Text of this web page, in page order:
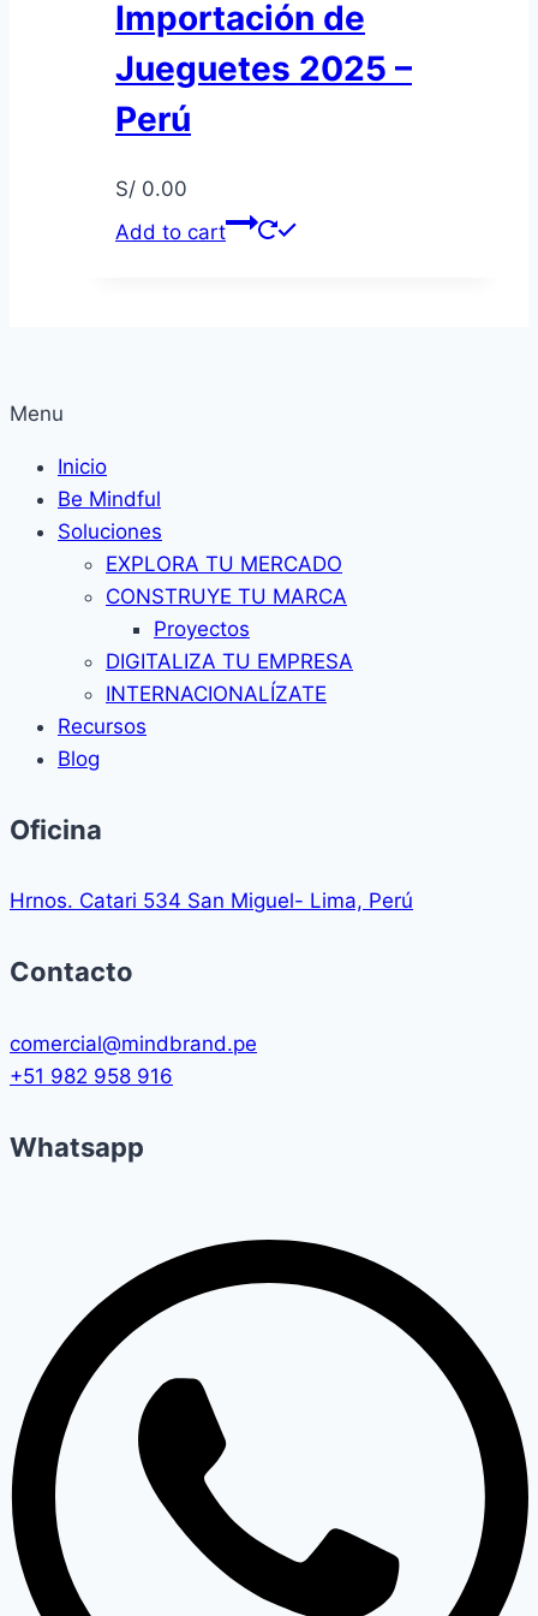
Importación de
Jueguetes 2025 –
Perú
S/ 0.00
Add to cart
Menu
Inicio
Be Mindful
Soluciones
EXPLORA TU MERCADO
CONSTRUYE TU MARCA
Proyectos
DIGITALIZA TU EMPRESA
INTERNACIONALÍZATE
Recursos
Blog
Oficina
Hrnos. Catari 534 San Miguel- Lima, Perú
Contacto
comercial@mindbrand.pe
+51 982 958 916
Whatsapp